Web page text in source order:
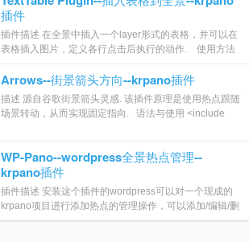
插件
插件描述 在全景中插入一个layer形式的表格，并可以在
表格插入图片，定义各行点击后执行的动作. 使用方法
Arrows--街景箭头方向--krpano插件
描述 源自谷歌街景箭头灵感. 该插件原理是使用热点跟随
场景转动，从而实现固定指向. 语法与使用 <include
WP-Pano--wordpress全景热点管理--
krpano插件
插件描述 安装这个插件的wordpress可以对一个现成的
krpano项目进行添加热点的管理操作，可以添加/编辑/删
除，图片热点、视频热点、声音热点、弹窗...